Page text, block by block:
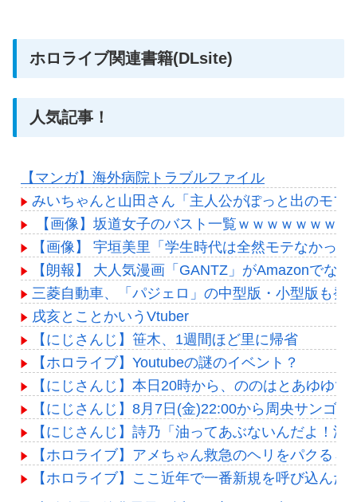
ホロライブ関連書籍(DLsite)
人気記事！
【マンガ】海外病院トラブルファイル
みいちゃんと山田さん「主人公がぽっと出のモ
【画像】坂道女子のバスト一覧ｗｗｗｗｗｗｗ
【画像】 宇垣美里「学生時代は全然モテなかっ
【朗報】 大人気漫画「GANTZ」がAmazonでな
三菱自動車、「パジェロ」の中型版・小型版も発
戌亥とことかいうVtuber
【にじさんじ】笹木、1週間ほど里に帰省
【ホロライブ】Youtubeの謎のイベント？
【にじさんじ】本日20時から、ののはとあゆゆで
【にじさんじ】8月7日(金)22:00から周央サンゴ
【にじさんじ】詩乃「油ってあぶないんだよ！油
【ホロライブ】アメちゃん救急のヘリをパクる→
【ホロライブ】ここ近年で一番新規を呼び込んだ